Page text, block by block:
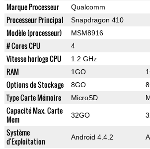
Marque Processeur Qualcomm
Processeur Principal Snapdragon 410
Modèle (processeur) MSM8916
# Cores CPU 4
Vitesse horloge CPU 1.2 GHz
RAM 1GO
Options de Stockage 8GO
Type Carte Mémoire MicroSD
Capacité Max. Carte
Mem
32GO
Système
d'Exploitation
Android 4.4.2